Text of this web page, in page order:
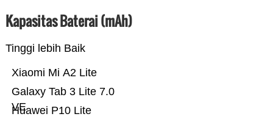
Kapasitas Baterai (mAh)
Tinggi lebih Baik
Huawei P10 Lite
Galaxy Tab 3 Lite 7.0
VE
Xiaomi Mi A2 Lite